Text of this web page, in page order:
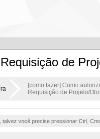
de
[como fazer] Como
Requisição de Projeto/
você precise pressionar Ctrl,